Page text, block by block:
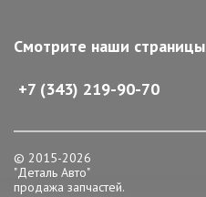
Смотрите наши страницы
+7 (343) 219-90-70
© 2015-2026
"Деталь Авто"
продажа запчастей.